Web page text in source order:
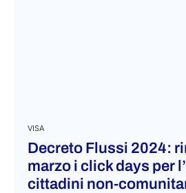
VISA
Decreto Flussi 2024:
marzo i click days per
cittadini non-